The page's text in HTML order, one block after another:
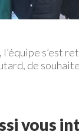
s’est
de
vous